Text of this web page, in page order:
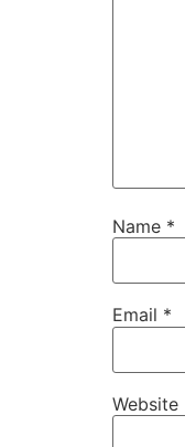
Name *
Email *
Website